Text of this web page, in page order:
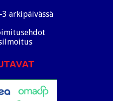
arkipäivässä